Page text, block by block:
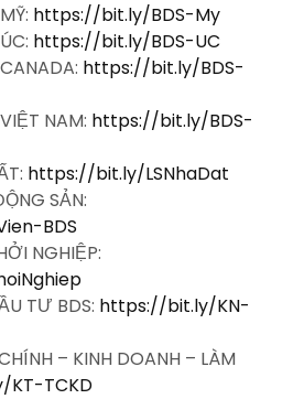
https://bit.ly/BDS-My
https://bit.ly/BDS-UC
https://bit.ly/BDS-
NAM: https://bit.ly/BDS-
https://bit.ly/LSNhaDat
SẢN:
BDS
NGHIỆP:
TƯ BDS: https://bit.ly/KN-
– KINH DOANH – LÀM
TCKD